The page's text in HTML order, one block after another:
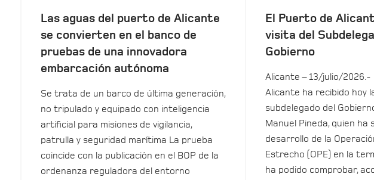
Las aguas del puerto de Alicante
se convierten en el banco de
pruebas de una innovadora
embarcación autónoma
Se trata de un barco de última generación,
no tripulado y equipado con inteligencia
artificial para misiones de vigilancia,
patrulla y seguridad marítima La prueba
coincide con la publicación en el BOP de la
ordenanza reguladora del entorno
El Puerto de
visita del
Gobierno
Alicante – 13/julio/
Alicante ha recibido hoy
subdelegado del
Manuel Pineda, quien ha
desarrollo de la
Estrecho (OPE) en la
ha podido comprobar,